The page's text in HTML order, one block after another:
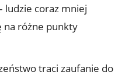
ludzie coraz mniej
na różne punkty
traci zaufanie do